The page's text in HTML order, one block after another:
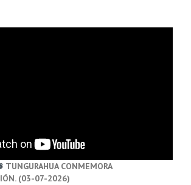
TUNGURAHUA CONMEMORA
(03-07-2026)